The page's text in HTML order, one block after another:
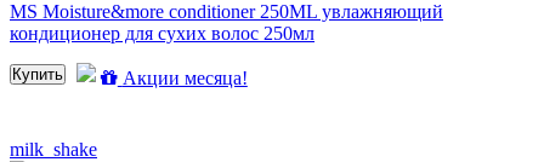
MS Moisture&more conditioner 250ML увлажняющий
кондиционер для сухих волос 250мл
Купить Акции месяца!
milk_shake